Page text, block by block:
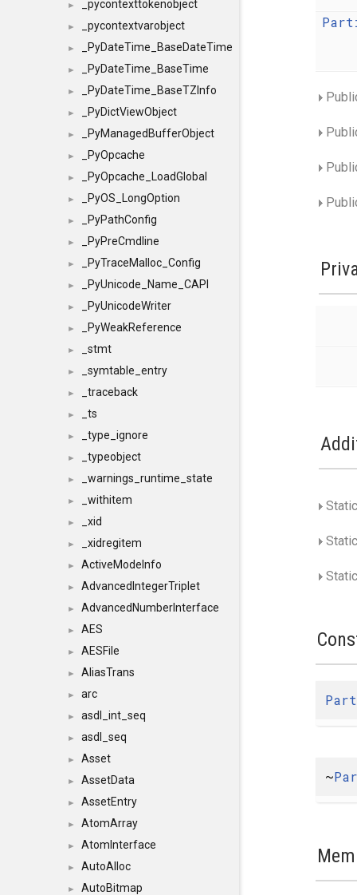
► _pycontexttokenobject
► _pycontextvarobject
► _PyDateTime_BaseDateTime
► _PyDateTime_BaseTime
► _PyDateTime_BaseTZInfo
► _PyDictViewObject
► _PyManagedBufferObject
► _PyOpcache
► _PyOpcache_LoadGlobal
► _PyOS_LongOption
► _PyPathConfig
► _PyPreCmdline
► _PyTraceMalloc_Config
► _PyUnicode_Name_CAPI
► _PyUnicodeWriter
► _PyWeakReference
► _stmt
► _symtable_entry
► _traceback
► _ts
► _type_ignore
► _typeobject
► _warnings_runtime_state
► _withitem
► _xid
► _xidregitem
► ActiveModeInfo
► AdvancedIntegerTriplet
► AdvancedNumberInterface
► AES
► AESFile
► AliasTrans
► arc
► asdl_int_seq
► asdl_seq
► Asset
► AssetData
► AssetEntry
► AtomArray
► AtomInterface
► AutoAlloc
► AutoBitmap
~